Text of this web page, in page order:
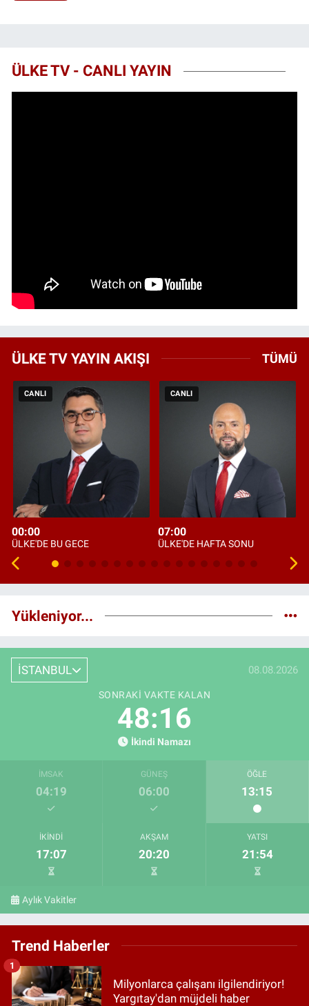
ÜLKE TV - CANLI YAYIN
ÜLKE TV YAYIN AKIŞI TÜMÜ
CANLI
00:00
ÜLKE'DE BU GECE
CANLI
07:00
ÜLKE'DE HAFTA SONU
Yükleniyor...
İSTANBUL 08.08.2026
SONRAKI VAKTE KALAN
48:15
İkindi Namazı
İMSAK
04:19
GÜNEŞ
06:00
ÖĞLE
13:15
İKINDI
17:07
AKŞAM
20:20
YATSI
21:54
Aylık Vakitler
Trend Haberler
Milyonlarca çalışanı ilgilendiriyor!
Yargıtay'dan müjdeli haber
1